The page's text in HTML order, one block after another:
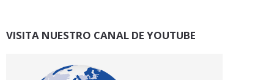
VISITA NUESTRO CANAL DE YOUTUBE